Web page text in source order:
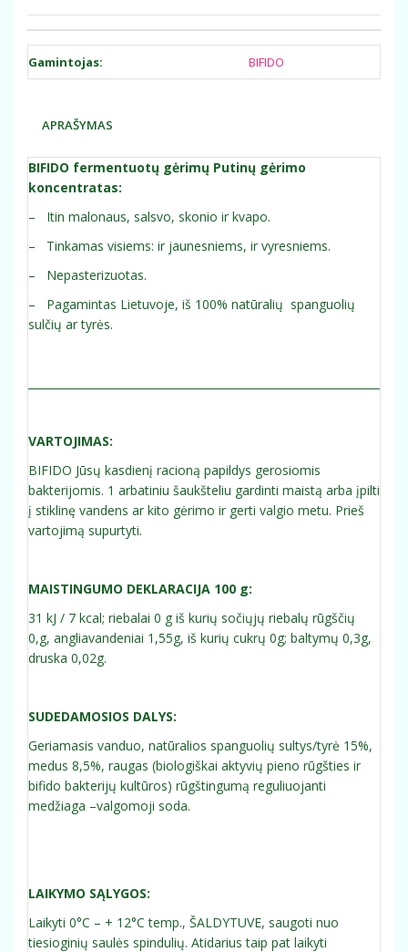
Gamintojas: BIFIDO
APRAŠYMAS
BIFIDO fermentuotų gėrimų Putinų gėrimo
koncentratas:
– Itin malonaus, salsvo, skonio ir kvapo.
– Tinkamas visiems: ir jaunesniems, ir vyresniems.
– Nepasterizuotas.
– Pagamintas Lietuvoje, iš 100% natūralių spanguolių
sulčių ar tyrės.
VARTOJIMAS:
BIFIDO Jūsų kasdienį racioną papildys gerosiomis
bakterijomis. 1 arbatiniu šaukšteliu gardinti maistą arba įpilti
į stiklinę vandens ar kito gėrimo ir gerti valgio metu. Prieš
vartojimą supurtyti.
MAISTINGUMO DEKLARACIJA 100 g:
31 kJ / 7 kcal; riebalai 0 g iš kurių sočiųjų riebalų rūgščių
0,g, angliavandeniai 1,55g, iš kurių cukrų 0g; baltymų 0,3g,
druska 0,02g.
SUDEDAMOSIOS DALYS:
Geriamasis vanduo, natūralios spanguolių sultys/tyrė 15%,
medus 8,5%, raugas (biologiškai aktyvių pieno rūgšties ir
bifido bakterijų kultūros) rūgštingumą reguliuojanti
medžiaga –valgomoji soda.
LAIKYMO SĄLYGOS:
Laikyti 0°C – + 12°C temp., ŠALDYTUVE, saugoti nuo
tiesioginių saulės spindulių. Atidarius taip pat laikyti